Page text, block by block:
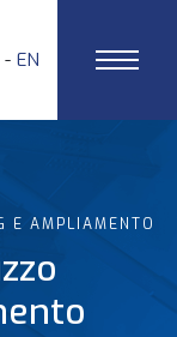
EN
E AMPLIAMENTO